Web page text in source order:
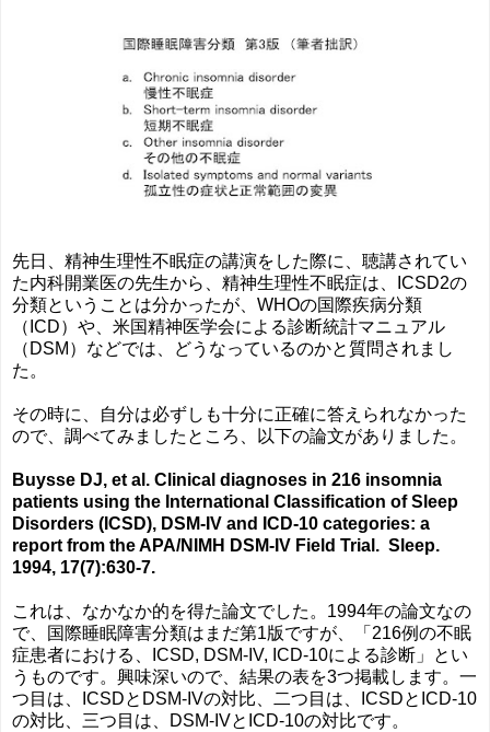
先日、精神生理性不眠症の講演をした際に、聴講されてい
た内科開業医の先生から、精神生理性不眠症は、ICSD2の
分類ということは分かったが、WHOの国際疾病分類
（ICD）や、米国精神医学会による診断統計マニュアル
（DSM）などでは、どうなっているのかと質問されまし
た。
その時に、自分は必ずしも十分に正確に答えられなかった
ので、調べてみましたところ、以下の論文がありました。
Buysse DJ, et al. Clinical diagnoses in 216 insomnia
patients using the International Classification of Sleep
Disorders (ICSD), DSM-IV and ICD-10 categories: a
report from the APA/NIMH DSM-IV Field Trial. Sleep.
1994, 17(7):630-7.
これは、なかなか的を得た論文でした。1994年の論文なの
で、国際睡眠障害分類はまだ第1版ですが、「216例の不眠
症患者における、ICSD, DSM-IV, ICD-10による診断」とい
うものです。興味深いので、結果の表を3つ掲載します。一
つ目は、ICSDとDSM-IVの対比、二つ目は、ICSDとICD-10
の対比、三つ目は、DSM-IVとICD-10の対比です。